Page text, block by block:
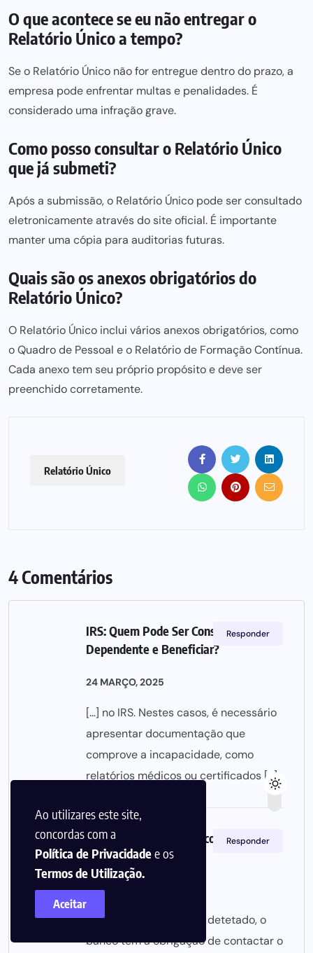
Ao utilizares este site,
concordas com a
Política de Privacidadee os
Termos de Utilização.
Aceitar
O que acontece se eu não entregar o
Relatório Único a tempo?
Se o Relatório Único não for entregue dentro do prazo, a
empresa pode enfrentar multas e penalidades. É
considerado uma infração grave.
Como posso consultar o Relatório Único
que já submeti?
Após a submissão, o Relatório Único pode serconsultado
eletronicamente através do site oficial. É importante
manter uma cópia para auditorias futuras.
Quais são os anexos obrigatórios do
Relatório Único?
O Relatório Único inclui vários anexos obrigatórios, como
o Quadro de Pessoal e o Relatório de Formação Contínua.
Cada anexo tem seu próprio propósito e deveser
preenchido corretamente.
Relatório Único
4 Comentários
IRS: Quem Pode Ser Considerado
Dependente e Beneficiar?
24 MARÇO, 2025
[…] no IRS. Nestes casos, é necessário
apresentar documentação que
comprove a incapacidade, como
relatórios médicos ou certificados […]
Responder
PARI: Como funciona e como evitar o
incumprimento
24 MARÇO, 2025
[…] um destes sinais for detetado, o
banco tem a obrigação de contactar o
Responder